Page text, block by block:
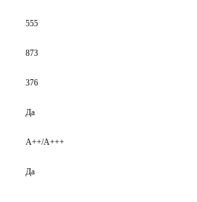
555
873
376
Да
А++/A+++
Да